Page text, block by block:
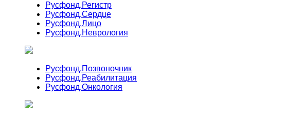
Русфонд.Регистр
Русфонд.Сердце
Русфонд.Лицо
Русфонд.Неврология
Русфонд.Позвоночник
Русфонд.Реабилитация
Русфонд.Онкология